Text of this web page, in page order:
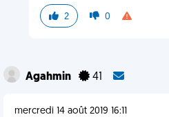
2 0
Agahmin 41
mercredi 14 août 2019 16:11